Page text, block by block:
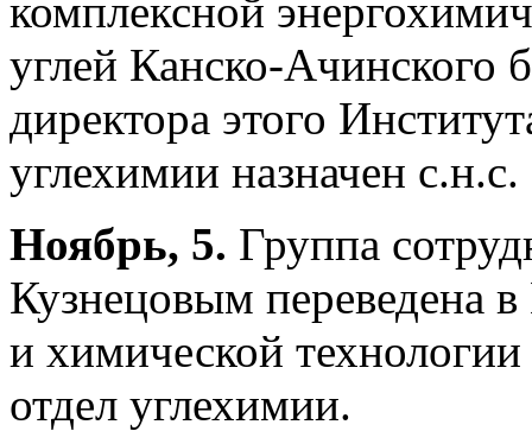
комплексной
углей Канско-Ачинского
директора этого
углехимии назначен
Ноябрь, 5. Группа
Кузнецовым переведена
и химической
отдел углехимии.